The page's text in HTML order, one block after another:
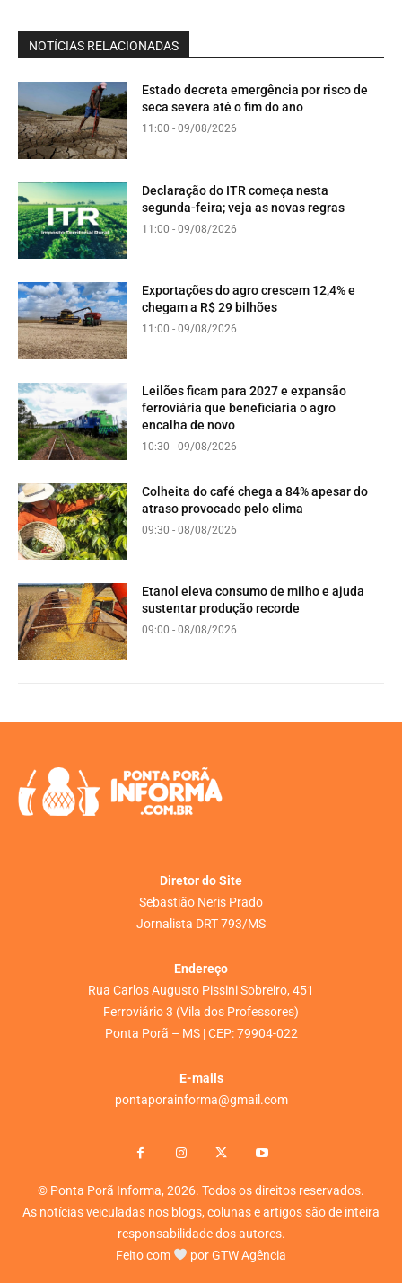
NOTÍCIAS RELACIONADAS
Estado decreta emergência por risco de
seca severa até o fim do ano
11:00 - 09/08/2026
Declaração do ITR começa nesta
segunda-feira; veja as novas regras
11:00 - 09/08/2026
Exportações do agro crescem 12,4% e
chegam a R$ 29 bilhões
11:00 - 09/08/2026
Leilões ficam para 2027 e expansão
ferroviária que beneficiaria o agro
encalha de novo
10:30 - 09/08/2026
Colheita do café chega a 84% apesar do
atraso provocado pelo clima
09:30 - 08/08/2026
Etanol eleva consumo de milho e ajuda
sustentar produção recorde
09:00 - 08/08/2026
Diretor do Site
Sebastião Neris Prado
Jornalista DRT 793/MS
Endereço
Rua Carlos Augusto Pissini Sobreiro, 451
Ferroviário 3 (Vila dos Professores)
Ponta Porã – MS | CEP: 79904-022
E-mails
pontaporainforma@gmail.com
© Ponta Porã Informa, 2026. Todos os direitos reservados.
As notícias veiculadas nos blogs, colunas e artigos são de inteira
responsabilidade dos autores.
Feito com
porGTW Agência